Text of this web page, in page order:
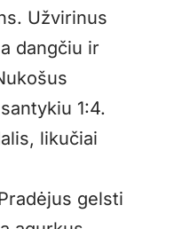
Užvirinus
dangčiu ir
1:4.
likučiai
gelsti